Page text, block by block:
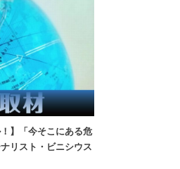
】「今そこにある危
リスト・ビニシウス